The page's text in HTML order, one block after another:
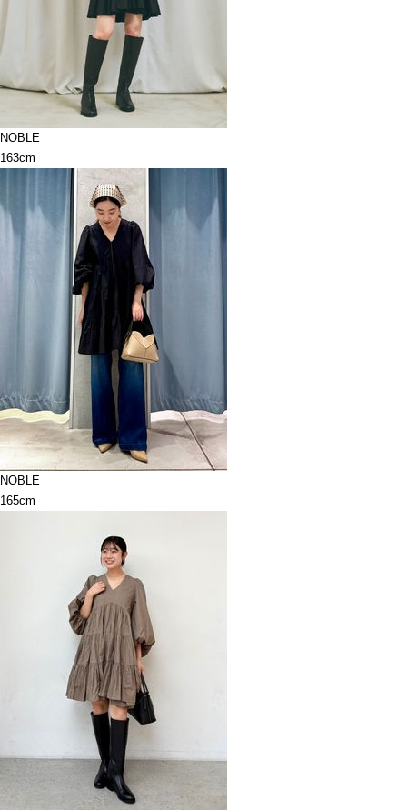
NOBLE
163cm
NOBLE
165cm